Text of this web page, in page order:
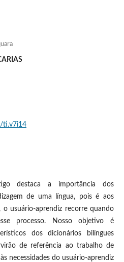
ti.v7i14
destaca a importância dos
de uma língua, pois é aos
o usuário-aprendiz recorre quando
processo. Nosso objetivo é
dos dicionários bilíngues
de referência ao trabalho de
necessidades do usuário-aprendiz